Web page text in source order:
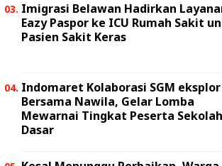
Imigrasi Belawan Hadirkan
Eazy Paspor ke ICU Rumah Sakit
Pasien Sakit Keras
Indomaret Kolaborasi SGM eksplor
Bersama Nawila, Gelar Lomba
Mewarnai Tingkat Peserta Sekolah
Dasar